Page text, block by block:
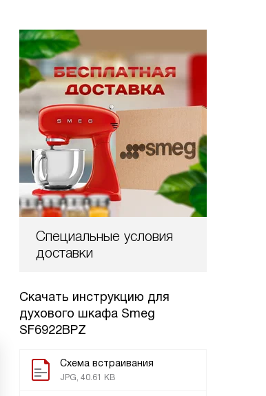
Специальные условия
доставки
Скачать инструкцию для
духового шкафа Smeg
SF6922BPZ
Схема встраивания
JPG, 40.61 KB